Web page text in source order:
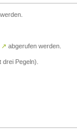
↗ abgerufen werden.
Pegeln).